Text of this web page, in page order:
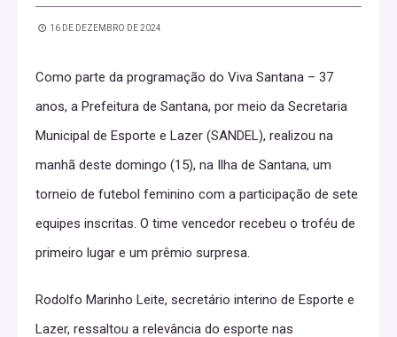
16 DE DEZEMBRO DE 2024
Como parte da programação do Viva Santana – 37
anos, a Prefeitura de Santana, por meio da Secretaria
Municipal de Esporte e Lazer (SANDEL), realizou na
manhã deste domingo (15), na Ilha de Santana, um
torneio de futebol feminino com a participação de sete
equipes inscritas. O time vencedor recebeu o troféu de
primeiro lugar e um prêmio surpresa.
Rodolfo Marinho Leite, secretário interino de Esporte e
Lazer, ressaltou a relevância do esporte nas